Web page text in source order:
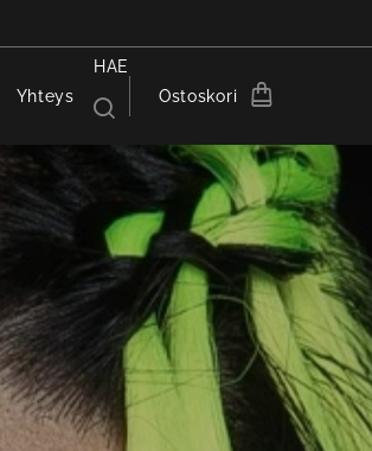
Yhteys
HAE
Ostoskori